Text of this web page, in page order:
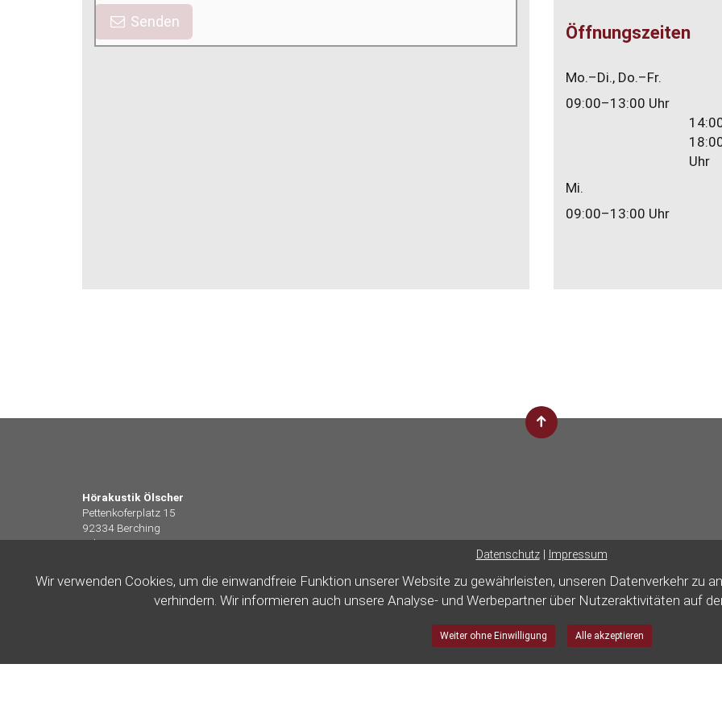
Senden
Öffnungszeiten
Mo.–Di., Do.–Fr.
09:00–13:00 Uhr
Uhr
Mi.
09:00–13:00 Uhr
Hörakustik Ölscher
Pettenkoferplatz 15
92334 Berching
Tel.: 08462 8339698
Datenschutz| Impressum
Wir verwenden Cookies, um die einwandfreie Funktion unserer Website zu gewährleisten, unseren Datenverkehr zu
verhindern. Wir informieren auch unsere Analyse- und Werbepartner über Nutzeraktivitäten auf
Weiter ohne Einwilligung Alle akzeptieren